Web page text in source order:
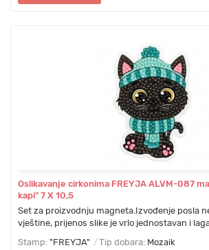
Oslikavanje cirkonima FREYJA ALVM-087
kapi" 7 Х 10,5
Set za proizvodnju magneta.Izvođenje posla
vještine, prijenos slike je vrlo jednostavan i
Stamp: "FREYJA" Tip dobara: Mozaik